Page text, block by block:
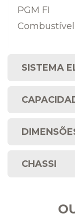
PGM FI
SISTEMA
CHASSI